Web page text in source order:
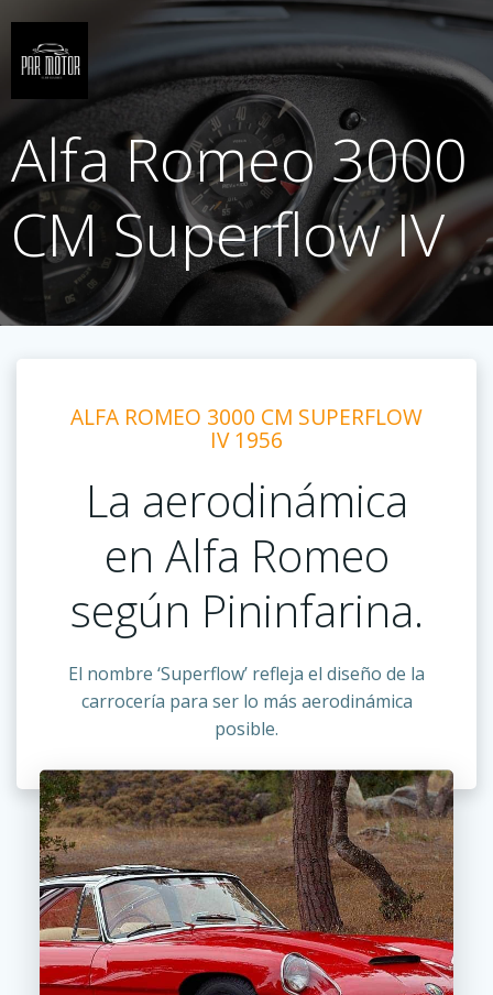
Saltar
al
contenido
Alfa Romeo 3000
CM Superflow IV
ALFA ROMEO 3000 CM SUPERFLOW
IV 1956
La aerodinámica
en Alfa Romeo
según Pininfarina.
El nombre ‘Superflow’ refleja el diseño de la
carrocería para ser lo más aerodinámica
posible.